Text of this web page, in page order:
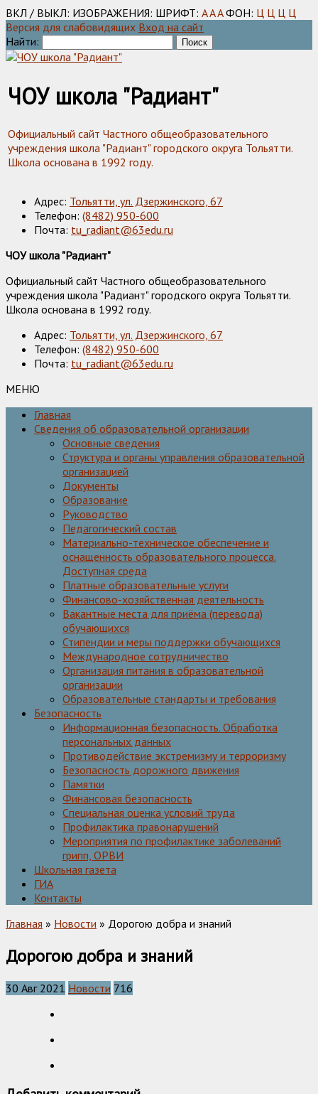
ВКЛ / ВЫКЛ: ИЗОБРАЖЕНИЯ: ШРИФТ: AAA ФОН: Ц Ц Ц Ц
Версия для слабовидящих Вход на сайт
Найти:
ЧОУ школа "Радиант"
Официальный сайт Частного общеобразовательного
учреждения школа "Радиант" городского округа Тольятти.
Школа основана в 1992 году.
Адрес: Тольятти, ул. Дзержинского, 67
Телефон: (8482) 950-600
Почта: tu_radiant@63edu.ru
ЧОУ школа "Радиант"
Официальный сайт Частного общеобразовательного
учреждения школа "Радиант" городского округа Тольятти.
Школа основана в 1992 году.
Адрес: Тольятти, ул. Дзержинского, 67
Телефон: (8482) 950-600
Почта: tu_radiant@63edu.ru
МЕНЮ
Главная
Сведения об образовательной организации
Основные сведения
Структура и органы управления образовательной
организацией
Документы
Образование
Руководство
Педагогический состав
Материально-техническое обеспечение и
оснащенность образовательного процесса.
Доступная среда
Платные образовательные услуги
Финансово-хозяйственная деятельность
Вакантные места для приёма (перевода)
обучающихся
Стипендии и меры поддержки обучающихся
Международное сотрудничество
Организация питания в образовательной
организации
Образовательные стандарты и требования
Безопасность
Информационная безопасность. Обработка
персональных данных
Противодействие экстремизму и терроризму
Безопасность дорожного движения
Памятки
Финансовая безопасность
Специальная оценка условий труда
Профилактика правонарушений
Мероприятия по профилактике заболеваний
грипп, ОРВИ
Школьная газета
ГИА
Контакты
Главная » Новости » Дорогою добра и знаний
Дорогою добра и знаний
30 Авг 2021 Новости 716